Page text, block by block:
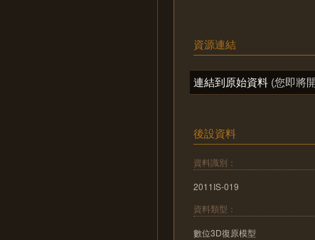
資源連結
連結到原始資料 (您即將
後設資料
資料識別：
2011IS-019
資料類型：
數位3D復原模型